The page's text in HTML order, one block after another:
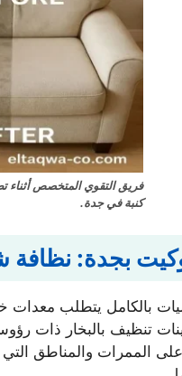
فريق التقوي المتخصص أثناء
كنبة في جدة.
بجدة: نظافة
بالكامل يتطلب معدات
تنظيف بالبخار ذات
على الممرات والمناطق